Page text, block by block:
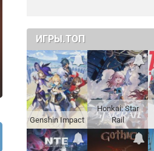
ИГРЫ.ТОП
Genshin Impact
Honkai: Star
Rail